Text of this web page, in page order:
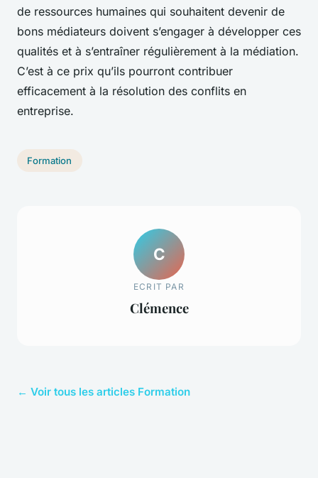
de ressources humaines qui souhaitent devenir de
bons médiateurs doivent s’engager à développer ces
qualités et à s’entraîner régulièrement à la médiation.
C’est à ce prix qu’ils pourront contribuer
efficacement à la résolution des conflits en
entreprise.
Formation
C
ECRIT PAR
Clémence
← Voir tous les articles Formation